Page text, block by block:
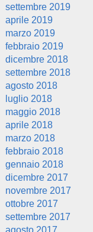
settembre 2019
aprile 2019
marzo 2019
febbraio 2019
dicembre 2018
settembre 2018
agosto 2018
luglio 2018
maggio 2018
aprile 2018
marzo 2018
febbraio 2018
gennaio 2018
dicembre 2017
novembre 2017
ottobre 2017
settembre 2017